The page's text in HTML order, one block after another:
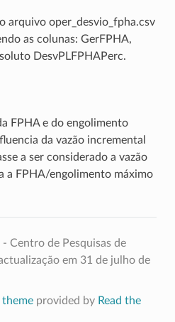
arquivo oper_desvio_fpha.csv
as colunas: GerFPHA,
DesvPLFPHAPerc.
FPHA e do engolimento
da vazão incremental
a ser considerado a vazão
a FPHA/engolimento máximo
Centro de Pesquisas de
em 31 de julho de
themeprovided by Read the